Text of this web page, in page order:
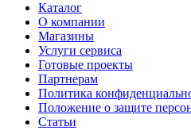
Каталог
О компании
Магазины
Услуги сервиса
Готовые проекты
Партнерам
Политика
Положение о защите
Статьи